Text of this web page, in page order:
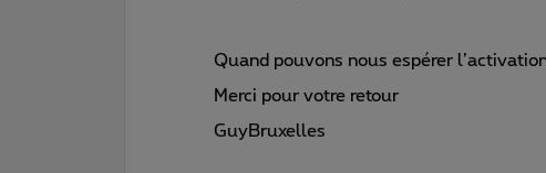
Quand pouvons nous espérer
Merci pour votre retour
GuyBruxelles